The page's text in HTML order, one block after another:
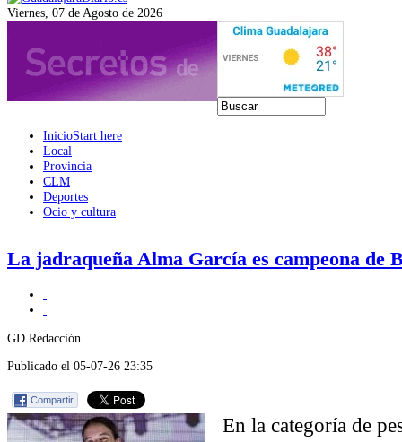
Viernes, 07 de Agosto de 2026
InicioStart here
Local
Provincia
CLM
Deportes
Ocio y cultura
La jadraqueña Alma García es campeona de
GD Redacción
Publicado el 05-07-26 23:35
Compartir
En la categoría de